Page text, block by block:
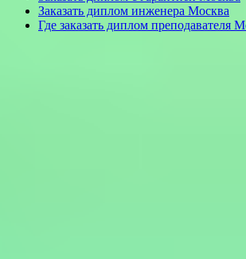
Заказать диплом инженера Москва
Где заказать диплом преподавателя